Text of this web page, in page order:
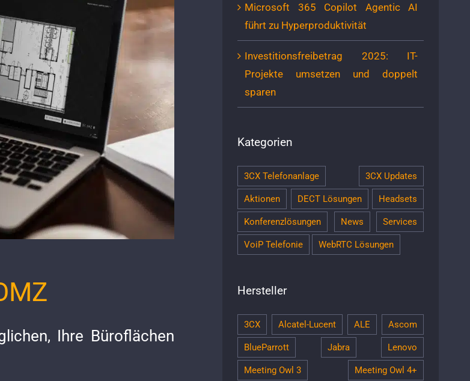
Ihre Büroflächen
Microsoft 365 Copilot Agentic AI
führt zu Hyperproduktivität
Investitionsfreibetrag 2025: IT-
Projekte umsetzen und doppelt
sparen
Kategorien
3CX Telefonanlage 3CX Updates
Aktionen DECT Lösungen Headsets
Konferenzlösungen News Services
VoiP Telefonie WebRTC Lösungen
Hersteller
3CX Alcatel-Lucent ALE Ascom
BlueParrott Jabra Lenovo
Meeting Owl 3 Meeting Owl 4+